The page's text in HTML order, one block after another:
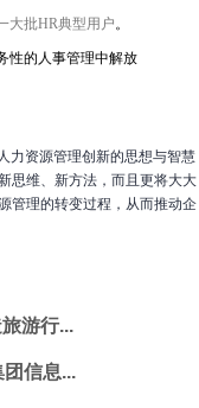
大批HR典型用户。
性的人事管理中解放
资源管理创新的思想与智慧
思维、新方法，而且更将大大
管理的转变过程，从而推动企
游行...
信息...